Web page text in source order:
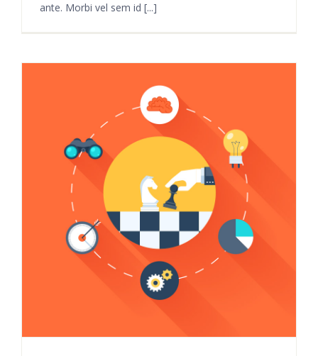
ante. Morbi vel sem id [...]